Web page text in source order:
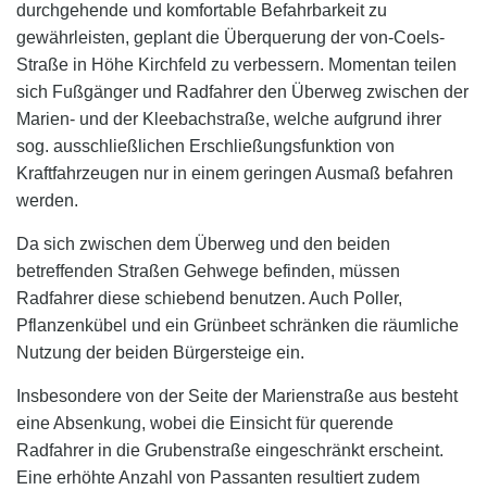
durchgehende und komfortable Befahrbarkeit zu
gewährleisten, geplantdie Überquerung der von-Coels-
Straße in Höhe Kirchfeld zu verbessern. Momentan teilen
sich Fußgänger und Radfahrer den Überweg zwischen der
Marien- und der Kleebachstraße, welche aufgrund ihrer
sog. ausschließlichen Erschließungsfunktion von
Kraftfahrzeugen nur in einem geringen Ausmaß befahren
werden.
Da sich zwischen dem Überweg und den beiden
betreffenden Straßen Gehwege befinden, müssen
Radfahrer diese schiebend benutzen. Auch Poller,
Pflanzenkübel und ein Grünbeetschränken die räumliche
Nutzung der beiden Bürgersteige ein.
Insbesondere von der Seite der Marienstraße aus besteht
eine Absenkung, wobei die Einsicht für querende
Radfahrer in die Grubenstraße eingeschränkt erscheint.
Eine erhöhteAnzahl von Passanten resultiert zudem